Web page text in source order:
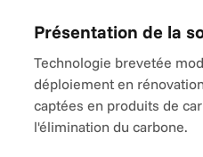
Présentation de la
Technologie brevetée
déploiement en
captées en produits de
l'élimination du carbone.